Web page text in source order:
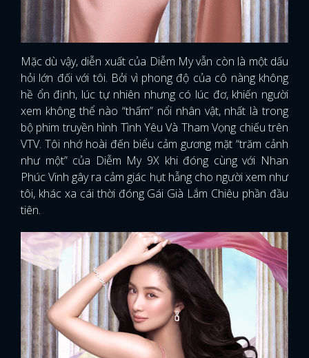
Mặc dù vậy, diễn xuất của Diễm My vẫn còn là một dấu
hỏi lớn đối với tôi. Bởi vì phong độ của cô nàng không
hề ổn định, lúc tự nhiên nhưng có lúc đơ, khiến người
xem không thể nào “thấm” nổi nhân vật, nhất là trong
bộ phim truyền hình Tình Yêu Và Tham Vọng chiếu trên
VTV. Tôi nhớ hoài đến biểu cảm gương mặt “trăm cảnh
như một” của Diễm My 9X khi đóng cùng với Nhan
Phúc Vinh gây ra cảm giác hụt hẫng cho người xem như
tôi, khác xa cái thời đóng Gái Già Lắm Chiêu phần đầu
tiên.